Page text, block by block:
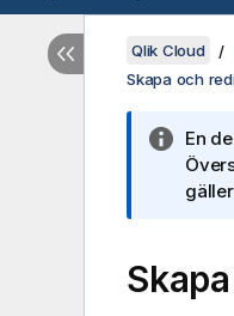
Qlik Cloud
Skapa och
En